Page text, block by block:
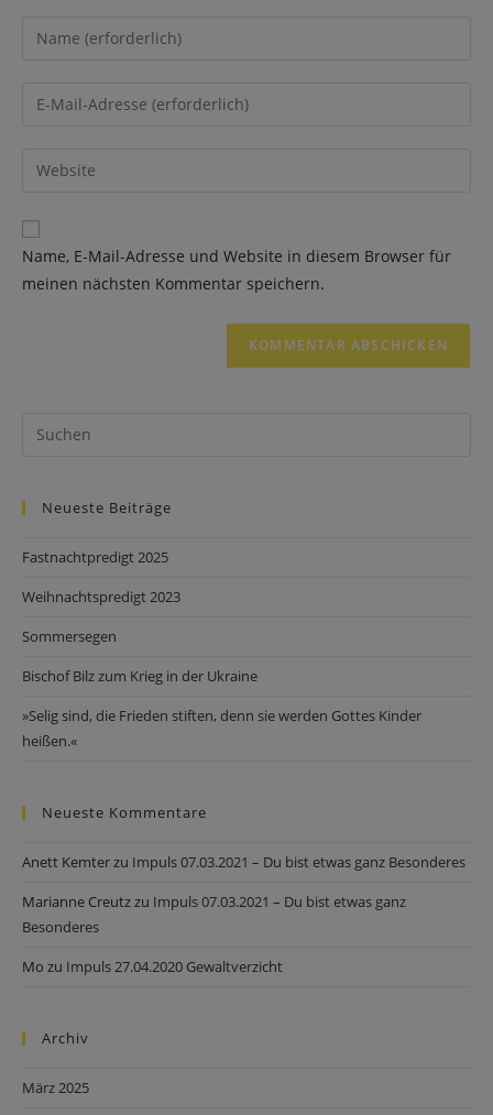
Name, E-Mail-Adresse und Website in diesem Browser für
meinen nächsten Kommentar speichern.
Neueste Beiträge
Fastnachtpredigt 2025
Weihnachtspredigt 2023
Sommersegen
Bischof Bilz zum Krieg in der Ukraine
»Selig sind, die Frieden stiften, denn sie werden Gottes Kinder
heißen.«
Neueste Kommentare
Anett Kemterzu Impuls 07.03.2021 – Du bist etwas ganz Besonderes
Marianne Creutzzu Impuls 07.03.2021 – Du bist etwas ganz
Besonderes
Mo zu Impuls 27.04.2020 Gewaltverzicht
Archiv
März 2025